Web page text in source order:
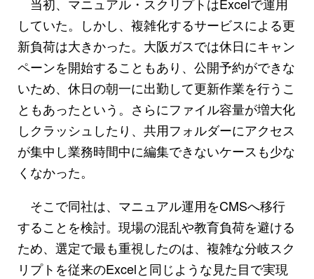
していた。しかし、複雑化するサービスによる更
新負荷は大きかった。大阪ガスでは休日にキャン
ペーンを開始することもあり、公開予約ができな
いため、休日の朝一に出勤して更新作業を行うこ
ともあったという。さらにファイル容量が増大化
しクラッシュしたり、共用フォルダーにアクセス
が集中し業務時間中に編集できないケースも少な
くなかった。
そこで同社は、マニュアル運用をCMSへ移行
することを検討。現場の混乱や教育負荷を避ける
ため、選定で最も重視したのは、複雑な分岐スク
リプトを従来のExcelと同じような見た目で実現